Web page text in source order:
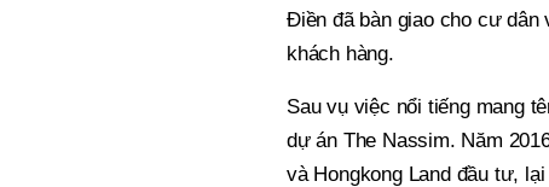
Điền đã bàn giao cho cư dân
khách hàng.
Sau vụ việc nổi tiếng mang
dự án The Nassim. Năm
và Hongkong Land đầu tư,